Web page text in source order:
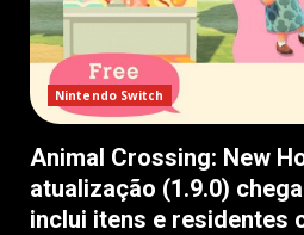
Nintendo Switch
Animal Crossing: New
atualização (1.9.0)
inclui itens e residentes